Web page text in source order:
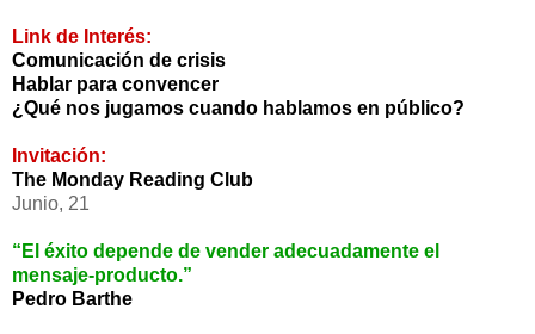
Link de Interés:
Comunicación de crisis
Hablar para convencer
¿Qué nos jugamos cuando hablamos en público?
Invitación:
The Monday Reading Club
Junio, 21
“El éxito depende de vender adecuadamente el
mensaje-producto.”
Pedro Barthe